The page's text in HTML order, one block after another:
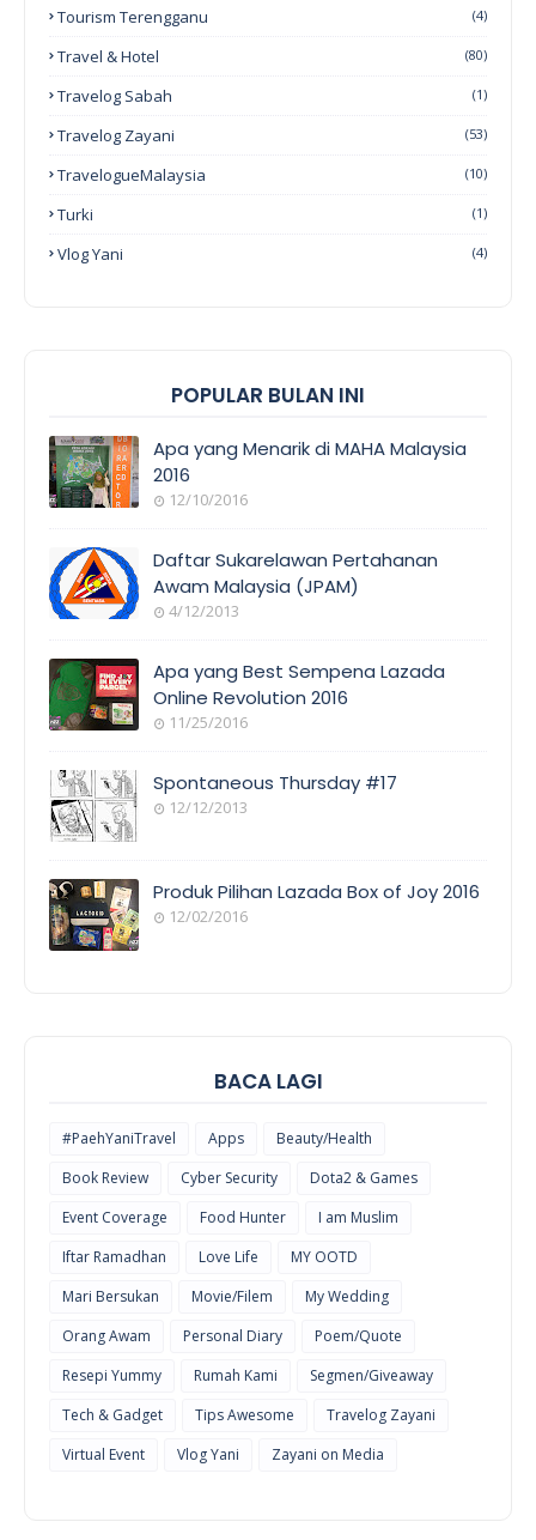
Tourism Terengganu (4)
Travel & Hotel (80)
Travelog Sabah (1)
Travelog Zayani (53)
TravelogueMalaysia (10)
Turki (1)
Vlog Yani (4)
POPULAR BULAN INI
COVERAGE
Apa yang Menarik di MAHA Malaysia
2016
12/10/2016
AWAM
Daftar Sukarelawan Pertahanan
Awam Malaysia (JPAM)
4/12/2013
COVERAGE
Apa yang Best Sempena Lazada
Online Revolution 2016
11/25/2016
E
Spontaneous Thursday #17
12/12/2013
Produk Pilihan Lazada Box of Joy 2016
12/02/2016
BACA LAGI
#PaehYaniTravel Apps
Beauty/Health
Book Review
Cyber Security
Dota2 & Games
Event Coverage
Food Hunter
I am Muslim
Iftar Ramadhan
Love Life
MY OOTD
Mari Bersukan
Movie/Filem
My Wedding
Orang Awam
Personal Diary
Poem/Quote
Resepi Yummy
Rumah Kami
Segmen/Giveaway
Tech & Gadget
Tips Awesome
Travelog Zayani
Virtual Event
Vlog Yani Zayani on Media